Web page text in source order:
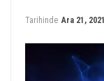
Tarihinde Ara 21, 2021